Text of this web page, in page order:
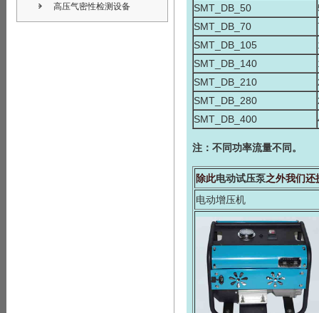
高压气密性检测设备
SMT_DB_50
SMT_DB_70
SMT_DB_105
SMT_DB_140
SMT_DB_210
SMT_DB_280
SMT_DB_400
注：不同功率流量不同。
除此电动试压泵之外我们还
电动增压机